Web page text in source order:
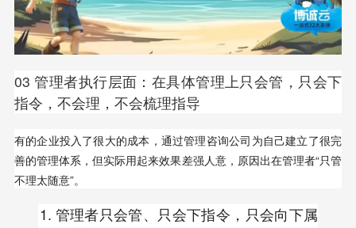
03 管理者执行层面：在具体管理上只会管，只会下
指令，不会理，不会梳理指导
有的企业投入了很大的成本，通过管理咨询公司为自己建立了很完
善的管理体系，但实际用起来效果差强人意，原因出在管理者“只管
不理太随意”。
管理者只会管、只会下指令，只会向下属